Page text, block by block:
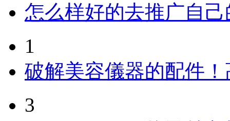
怎么样好的去推广自
1
破解美容儀器的配件
3